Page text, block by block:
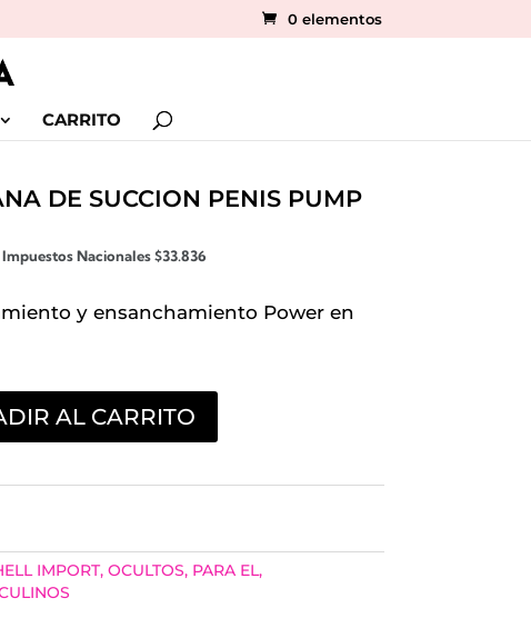
0 elementos
CARRITO
DE SUCCION PENIS PUMP
Nacionales$33.836
y ensanchamiento Power en
AL CARRITO
IMPORT, OCULTOS, PARA EL,